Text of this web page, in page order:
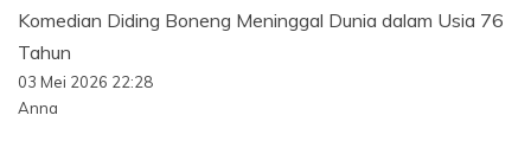
Komedian Diding Boneng Meninggal Dunia dalam Usia 76
Tahun
03 Mei 2026 22:28
Anna